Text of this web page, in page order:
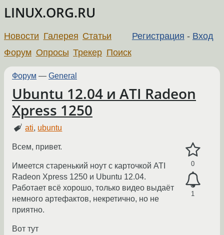
LINUX.ORG.RU
Регистрация - Вход
Новости Галерея Статьи
Форум Опросы Трекер Поиск
Форум — General
Ubuntu 12.04 и ATI Radeon
Xpress 1250
ati, ubuntu
0
1
Всем, привет.
Имеется старенький ноут с карточкой ATI
Radeon Xpress 1250 и Ubuntu 12.04.
Работает всё хорошо, только видео выдаёт
немного артефактов, некретично, но не
приятно.
Вот тут